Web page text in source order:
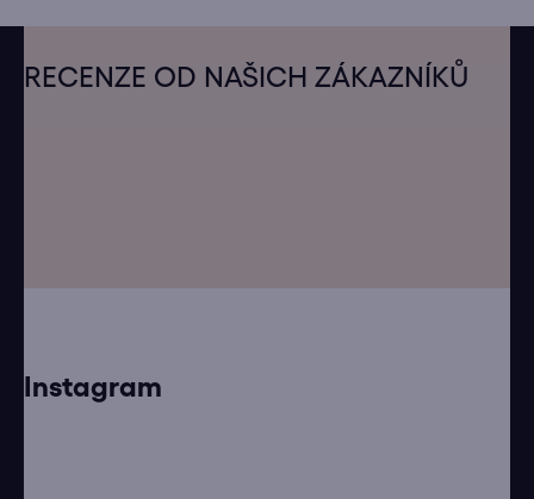
RECENZE OD NAŠICH ZÁKAZNÍKŮ
Instagram